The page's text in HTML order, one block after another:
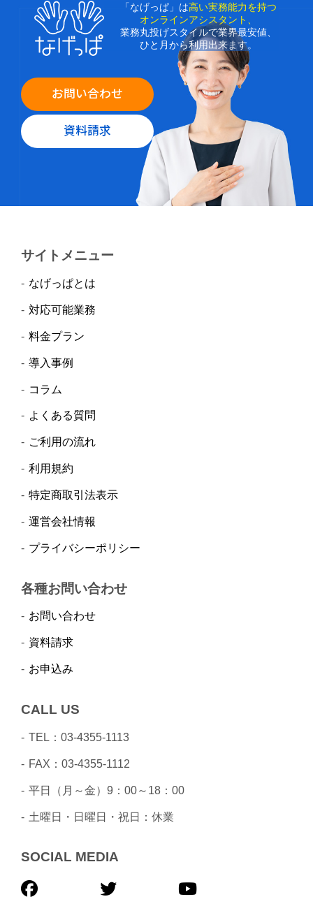
「なげっぱ」は高い実務能力を持つ
オンラインアシスタント、
業務丸投げスタイルで業界最安値、
ひと月から利用出来ます。
お問い合わせ
資料請求
サイトメニュー
なげっぱとは
対応可能業務
料金プラン
導入事例
コラム
よくある質問
ご利用の流れ
利用規約
特定商取引法表示
運営会社情報
プライバシーポリシー
各種お問い合わせ
お問い合わせ
資料請求
お申込み
CALL US
TEL：03-4355-1113
FAX：03-4355-1112
平日（月～金）9：00～18：00
土曜日・日曜日・祝日：休業
SOCIAL MEDIA